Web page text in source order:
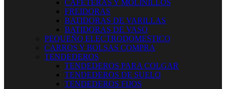
CAFETERAS Y MOLINILLOS
FREIDORAS
BATIDORAS DE VARILLAS
BATIDORAS DE VASO
PEQUEÑO ELECTRODOMESTICO
CARROS Y BOLSAS COMPRA
TENDEDEROS
TENDEDEROS PARA COLGAR
TENDEDEROS DE SUELO
TENDEDEROS FIJOS